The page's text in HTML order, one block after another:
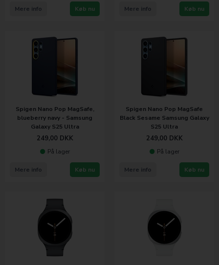
Køb nu
Mere info Køb nu
Mere info
Spigen Nano Pop MagSafe,
blueberry navy - Samsung
Galaxy S25 Ultra
249,00 DKK
På lager
Køb nu
Mere info
Spigen Nano Pop MagSafe
Black Sesame Samsung Galaxy
S25 Ultra
249,00 DKK
På lager
Køb nu
Mere info